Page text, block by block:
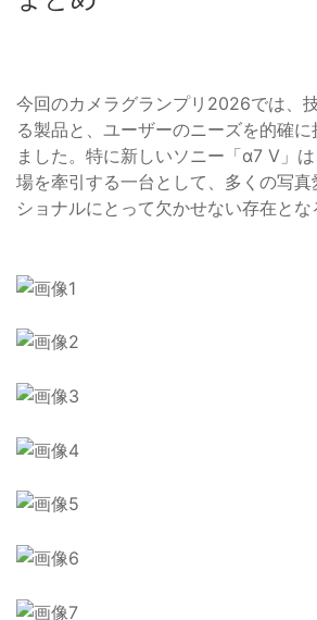
今回のカメラグランプリ2026では、
る製品と、ユーザーのニーズを的確
ました。特に新しいソニー「α7 V」
場を牽引する一台として、多くの写真
ショナルにとって欠かせない存在とな